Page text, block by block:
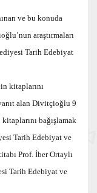
ve bu konuda
araştırmaları
Tarih Edebiyat
kitaplarını
alan Divitçioğlu 9
bağışlamak
Tarih Edebiyat ve
Prof. İber Ortaylı
Tarih Edebiyat ve